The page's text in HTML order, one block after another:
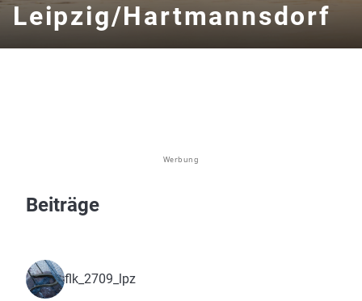
Leipzig/Hartmannsdorf
Werbung
Beiträge
flk_2709_lpz